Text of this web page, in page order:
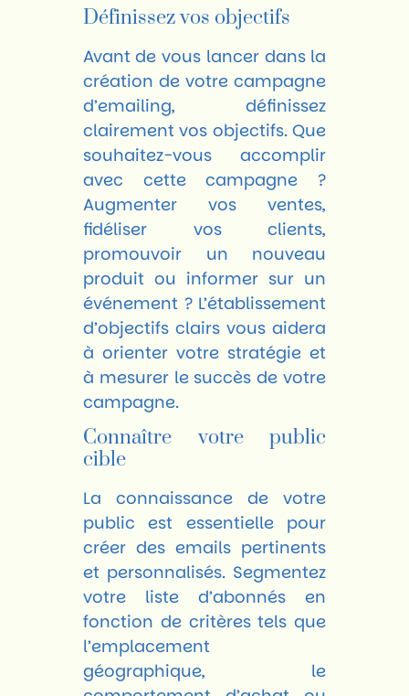
Définissez vos objectifs
Avant de vous lancer dans la
création de votre campagne
d’emailing, définissez
clairement vos objectifs. Que
souhaitez-vous accomplir
avec cette campagne ?
Augmenter vos ventes,
fidéliser vos clients,
promouvoir un nouveau
produit ou informer sur un
événement ? L’établissement
d’objectifs clairs vous aidera
à orienter votre stratégie et
à mesurer le succès de votre
campagne.
Connaître votre public
cible
La connaissance de votre
public est essentielle pour
créer des emails pertinents
et personnalisés. Segmentez
votre liste d’abonnés en
fonction de critères tels que
l’emplacement
géographique, le